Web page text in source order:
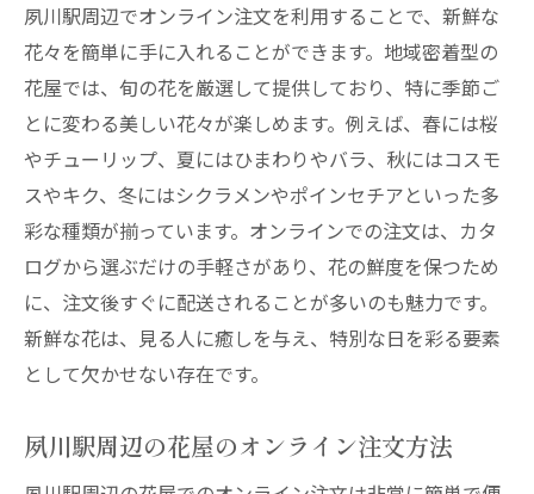
夙川駅周辺でオンライン注文を利用することで、新鮮な
花々を簡単に手に入れることができます。地域密着型の
花屋では、旬の花を厳選して提供しており、特に季節ご
とに変わる美しい花々が楽しめます。例えば、春には桜
やチューリップ、夏にはひまわりやバラ、秋にはコスモ
スやキク、冬にはシクラメンやポインセチアといった多
彩な種類が揃っています。オンラインでの注文は、カタ
ログから選ぶだけの手軽さがあり、花の鮮度を保つため
に、注文後すぐに配送されることが多いのも魅力です。
新鮮な花は、見る人に癒しを与え、特別な日を彩る要素
として欠かせない存在です。
夙川駅周辺の花屋のオンライン注文方法